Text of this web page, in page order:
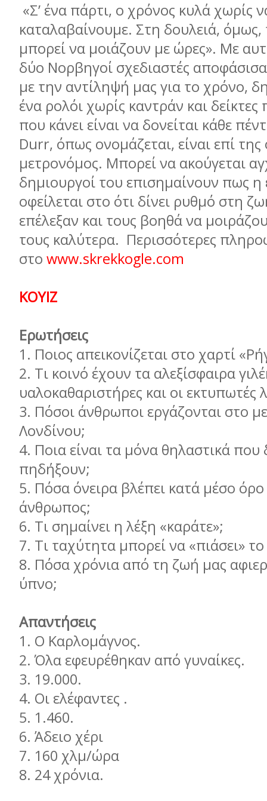
«Σ’ ένα πάρτι, ο χρόνος κυλά χωρίς
καταλαβαίνουμε. Στη δουλειά, όμως,
μπορεί να μοιάζουν με ώρες». Με
δύο Νορβηγοί σχεδιαστές
με την αντίληψή μας για το χρόνο,
ένα ρολόι χωρίς καντράν και
που κάνει είναι να δονείται κάθε
Durr, όπως ονομάζεται, είναι επί της
μετρονόμος. Μπορεί να ακούγεται
δημιουργοί του επισημαίνουν πως η
οφείλεται στο ότι δίνει ρυθμό στη
επέλεξαν και τους βοηθά να
τους καλύτερα. Περισσότερες
στο www.skrekkogle.com
ΚΟΥΙΖ
Ερωτήσεις
1. Ποιος απεικονίζεται στο χαρτί
2. Τι κοινό έχουν τα αλεξίσφαιρα
υαλοκαθαριστήρες και οι εκτυπωτές
3. Πόσοι άνθρωποι εργάζονται στο
Λονδίνου;
4. Ποια είναι τα μόνα θηλαστικά
πηδήξουν;
5. Πόσα όνειρα βλέπει κατά μέσο
άνθρωπος;
6. Τι σημαίνει η λέξη «καράτε»;
7. Τι ταχύτητα μπορεί να «πιάσει»
8. Πόσα χρόνια από τη ζωή μας
ύπνο;
Απαντήσεις
1. Ο Καρλομάγνος.
2. Όλα εφευρέθηκαν από γυναίκες.
3. 19.000.
4. Οι ελέφαντες .
5. 1.460.
6. Άδειο χέρι
7. 160 χλμ/ώρα
8. 24 χρόνια.